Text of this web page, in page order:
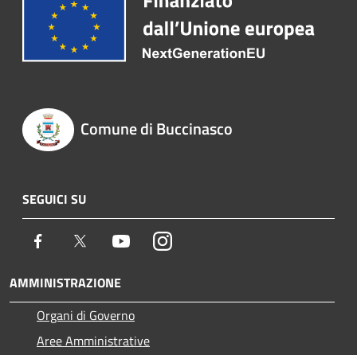
Comune di Buccinasco
SEGUICI SU
Facebook Twitter YoutubeInstagram
AMMINISTRAZIONE
Organi di Governo
Aree Amministrative